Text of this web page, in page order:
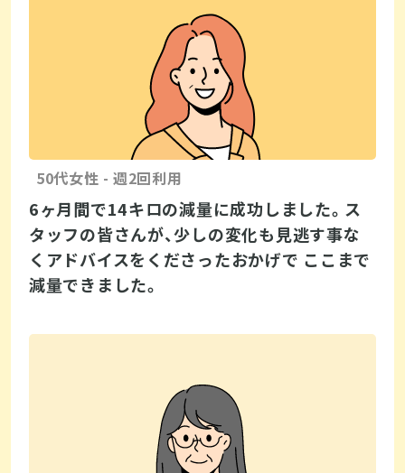
50代女性 - 週2回利用
6ヶ月間で14キロの減量に成功しました。ス
タッフの皆さんが、少しの変化も見逃す事な
くアドバイスをくださったおかげで ここまで
減量できました。